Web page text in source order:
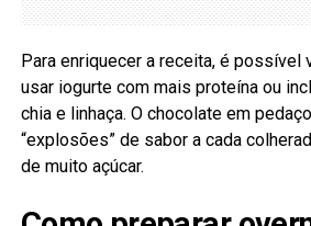
Para enriquecer a receita, é possível
usar iogurte com mais proteína ou
chia e linhaça. O chocolate em
“explosões” de sabor a cada
de muito açúcar.